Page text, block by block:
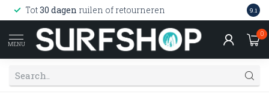
Tot30 dagen ruilen of retourneren 9.1
MENU
0